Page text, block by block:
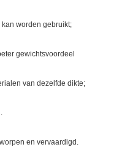
worden gebruikt;
gewichtsvoordeel
van dezelfde dikte;
en vervaardigd.